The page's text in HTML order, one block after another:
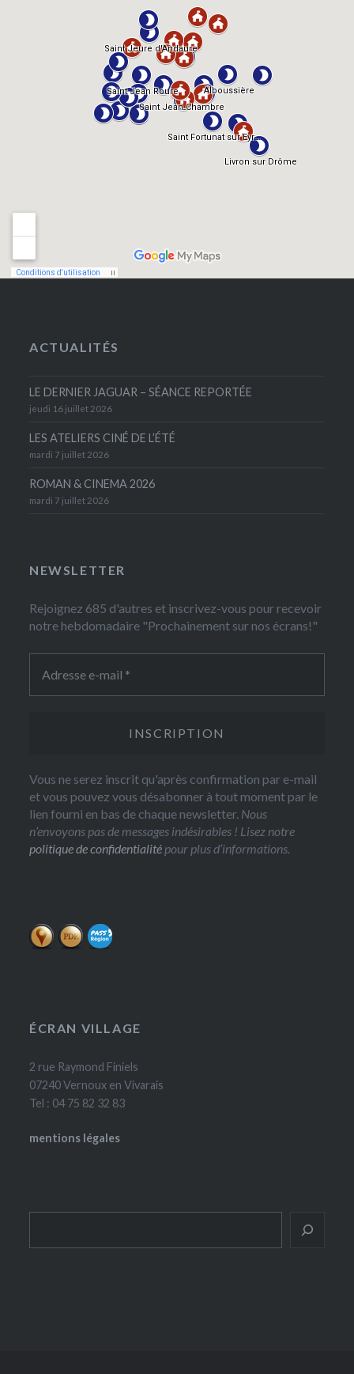
ACTUALITÉS
LE DERNIER JAGUAR – SÉANCE REPORTÉE
jeudi 16 juillet 2026
LES ATELIERS CINÉ DE L’ÉTÉ
mardi 7 juillet 2026
ROMAN & CINEMA 2026
mardi 7 juillet 2026
NEWSLETTER
Rejoignez 685 d'autres et inscrivez-vous pour recevoir
notre hebdomadaire "Prochainement sur nos écrans!"
Vous ne serez inscrit qu'après confirmation par e-mail
et vous pouvez vous désabonner à tout moment par le
lien fourni en bas de chaque newsletter. Nous
n’envoyons pas de messages indésirables ! Lisez notre
politique de confidentialité pour plus d’informations.
ÉCRAN VILLAGE
2 rue Raymond Finiels
07240 Vernoux en Vivarais
Tel : 04 75 82 32 83
mentions légales